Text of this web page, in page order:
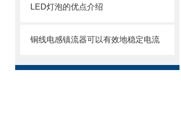
LED灯泡的优点介绍
铜线电感镇流器可以有效地稳定电流